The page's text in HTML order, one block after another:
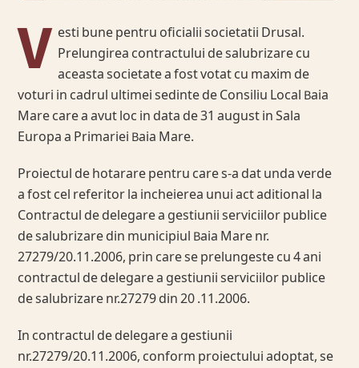
V esti bune pentru oficialii societatii Drusal.
Prelungirea contractului de salubrizare cu
aceasta societate a fost votat cu maxim de
voturi in cadrul ultimei sedinte de Consiliu Local Baia
Mare care a avut loc in data de 31 august in Sala
Europa a Primariei Baia Mare.
Proiectul de hotarare pentru care s-a dat unda verde
a fost cel referitor la incheierea unui act aditional la
Contractul de delegare a gestiunii serviciilor publice
de salubrizare din municipiul Baia Mare nr.
27279/20.11.2006, prin care se prelungeste cu 4 ani
contractul de delegare a gestiunii serviciilor publice
de salubrizare nr.27279 din 20 .11.2006.
In contractul de delegare a gestiunii
nr.27279/20.11.2006, conform proiectului adoptat, se